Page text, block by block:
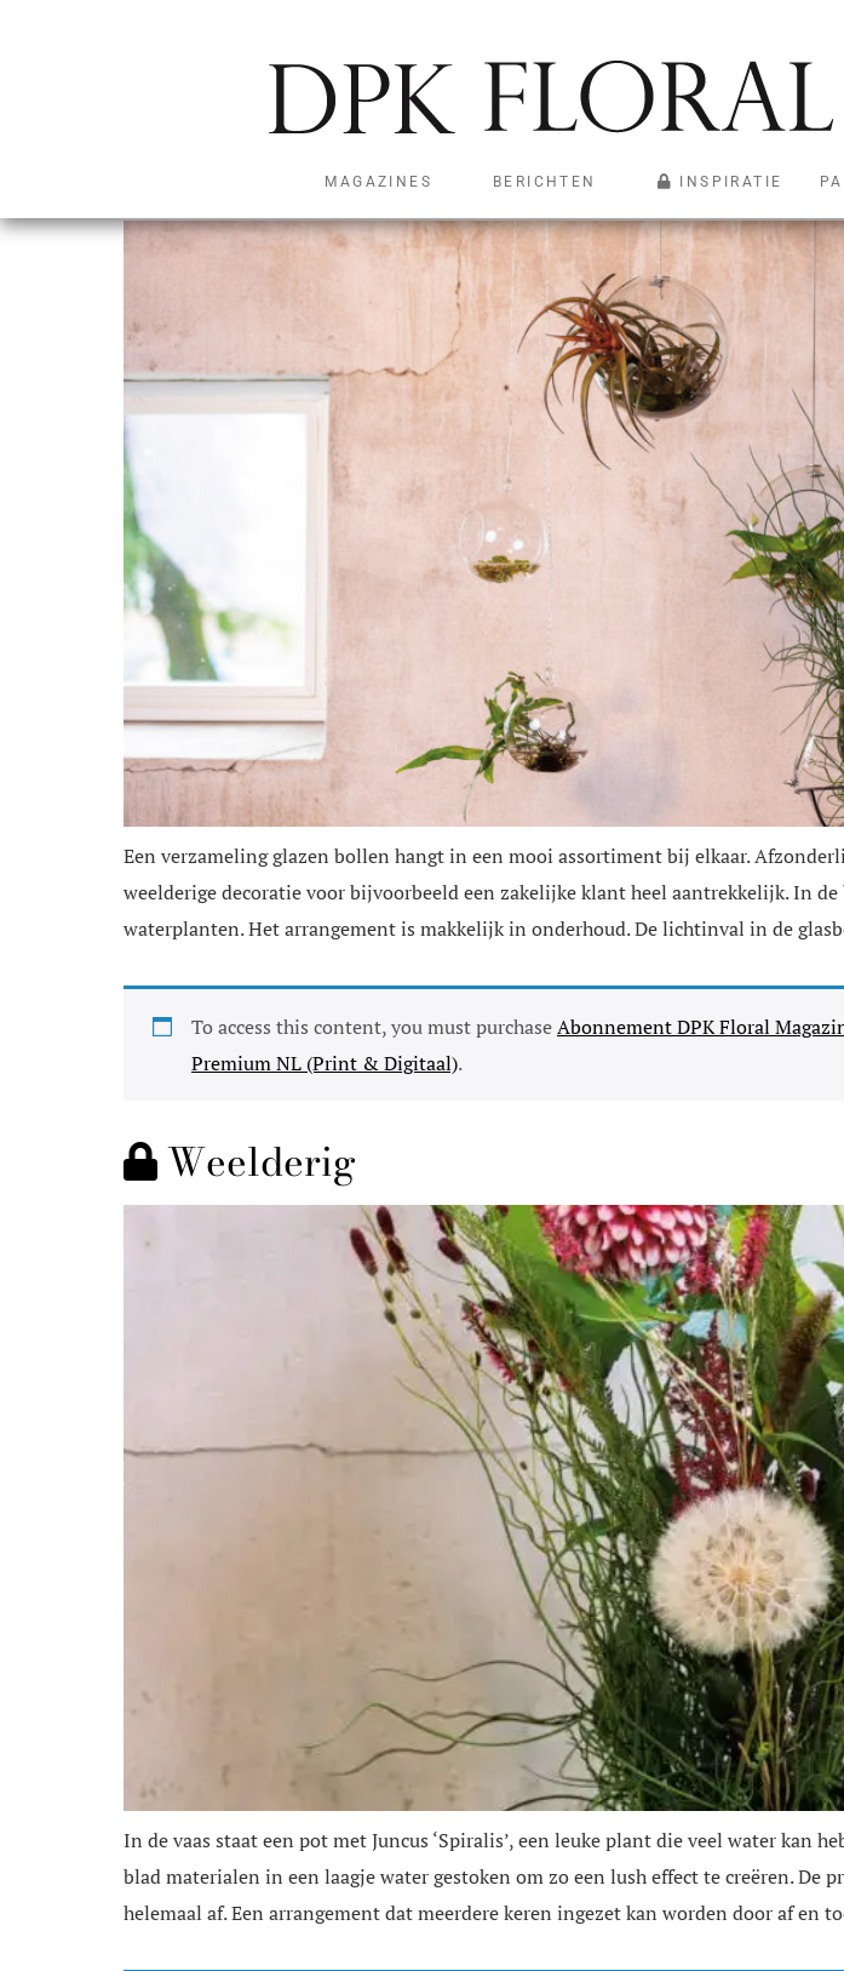
MAGAZINES BERICHTEN INSPIRATIE
Waterbollen
Een verzameling glazen bollen hangt in een mooi assortiment bij elkaar.
weelderige decoratie voor bijvoorbeeld een zakelijke klant heel aantrekkelijk. In
waterplanten. Het arrangement is makkelijk in onderhoud. De lichtinval in de
To access this content, you must purchaseAbonnement DPK Floral
Premium NL (Print & Digitaal).
Weelderig
In de vaas staat een pot met Juncus ‘Spiralis’, een leuke plant die veel water kan
blad materialen in een laagje water gestoken om zo een lush effect te creëren.
helemaal af. Een arrangement dat meerdere keren ingezet kan worden door af en